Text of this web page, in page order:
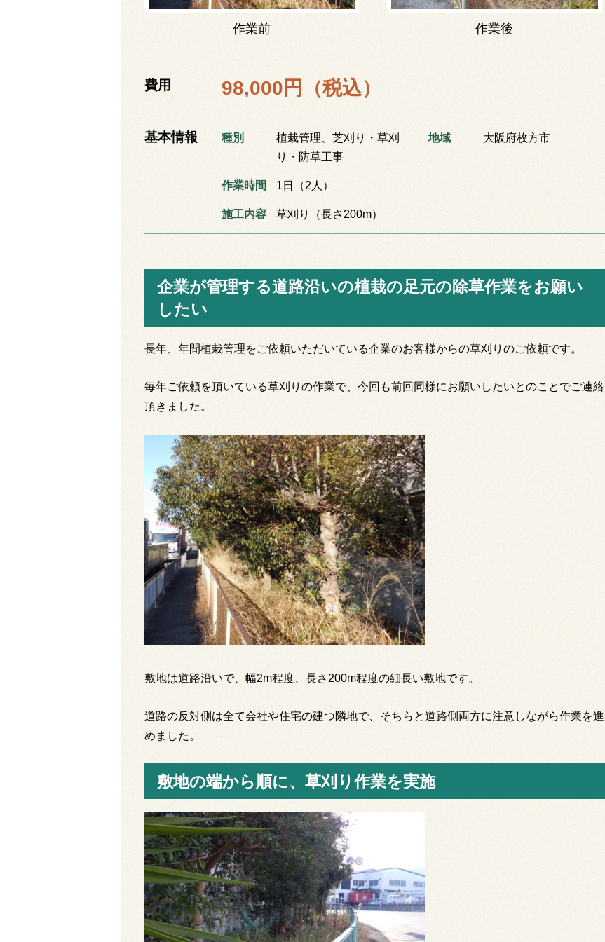
作業前 作業後
費用 98,000円（税込）
基本情報 種別 植栽管理
芝刈り・草刈
り・防草工事
地域 大阪府枚方市
作業時間 1日（2人）
施工内容 草刈り（長さ200m）
企業が管理する道路沿いの植栽の足元の除草作業をお願い
したい
長年、年間植栽管理をご依頼いただいている企業のお客様からの草刈りのご依頼です。
毎年ご依頼を頂いている草刈りの作業で、今回も前回同様にお願いしたいとのことでご連絡
頂きました。
敷地は道路沿いで、幅2m程度、長さ200m程度の細長い敷地です。
道路の反対側は全て会社や住宅の建つ隣地で、そちらと道路側両方に注意しながら作業を進
めました。
敷地の端から順に、草刈り作業を実施